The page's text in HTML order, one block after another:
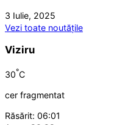
3 Iulie, 2025
Vezi toate noutățile
Viziru
30°C
cer fragmentat
Răsărit: 06:01